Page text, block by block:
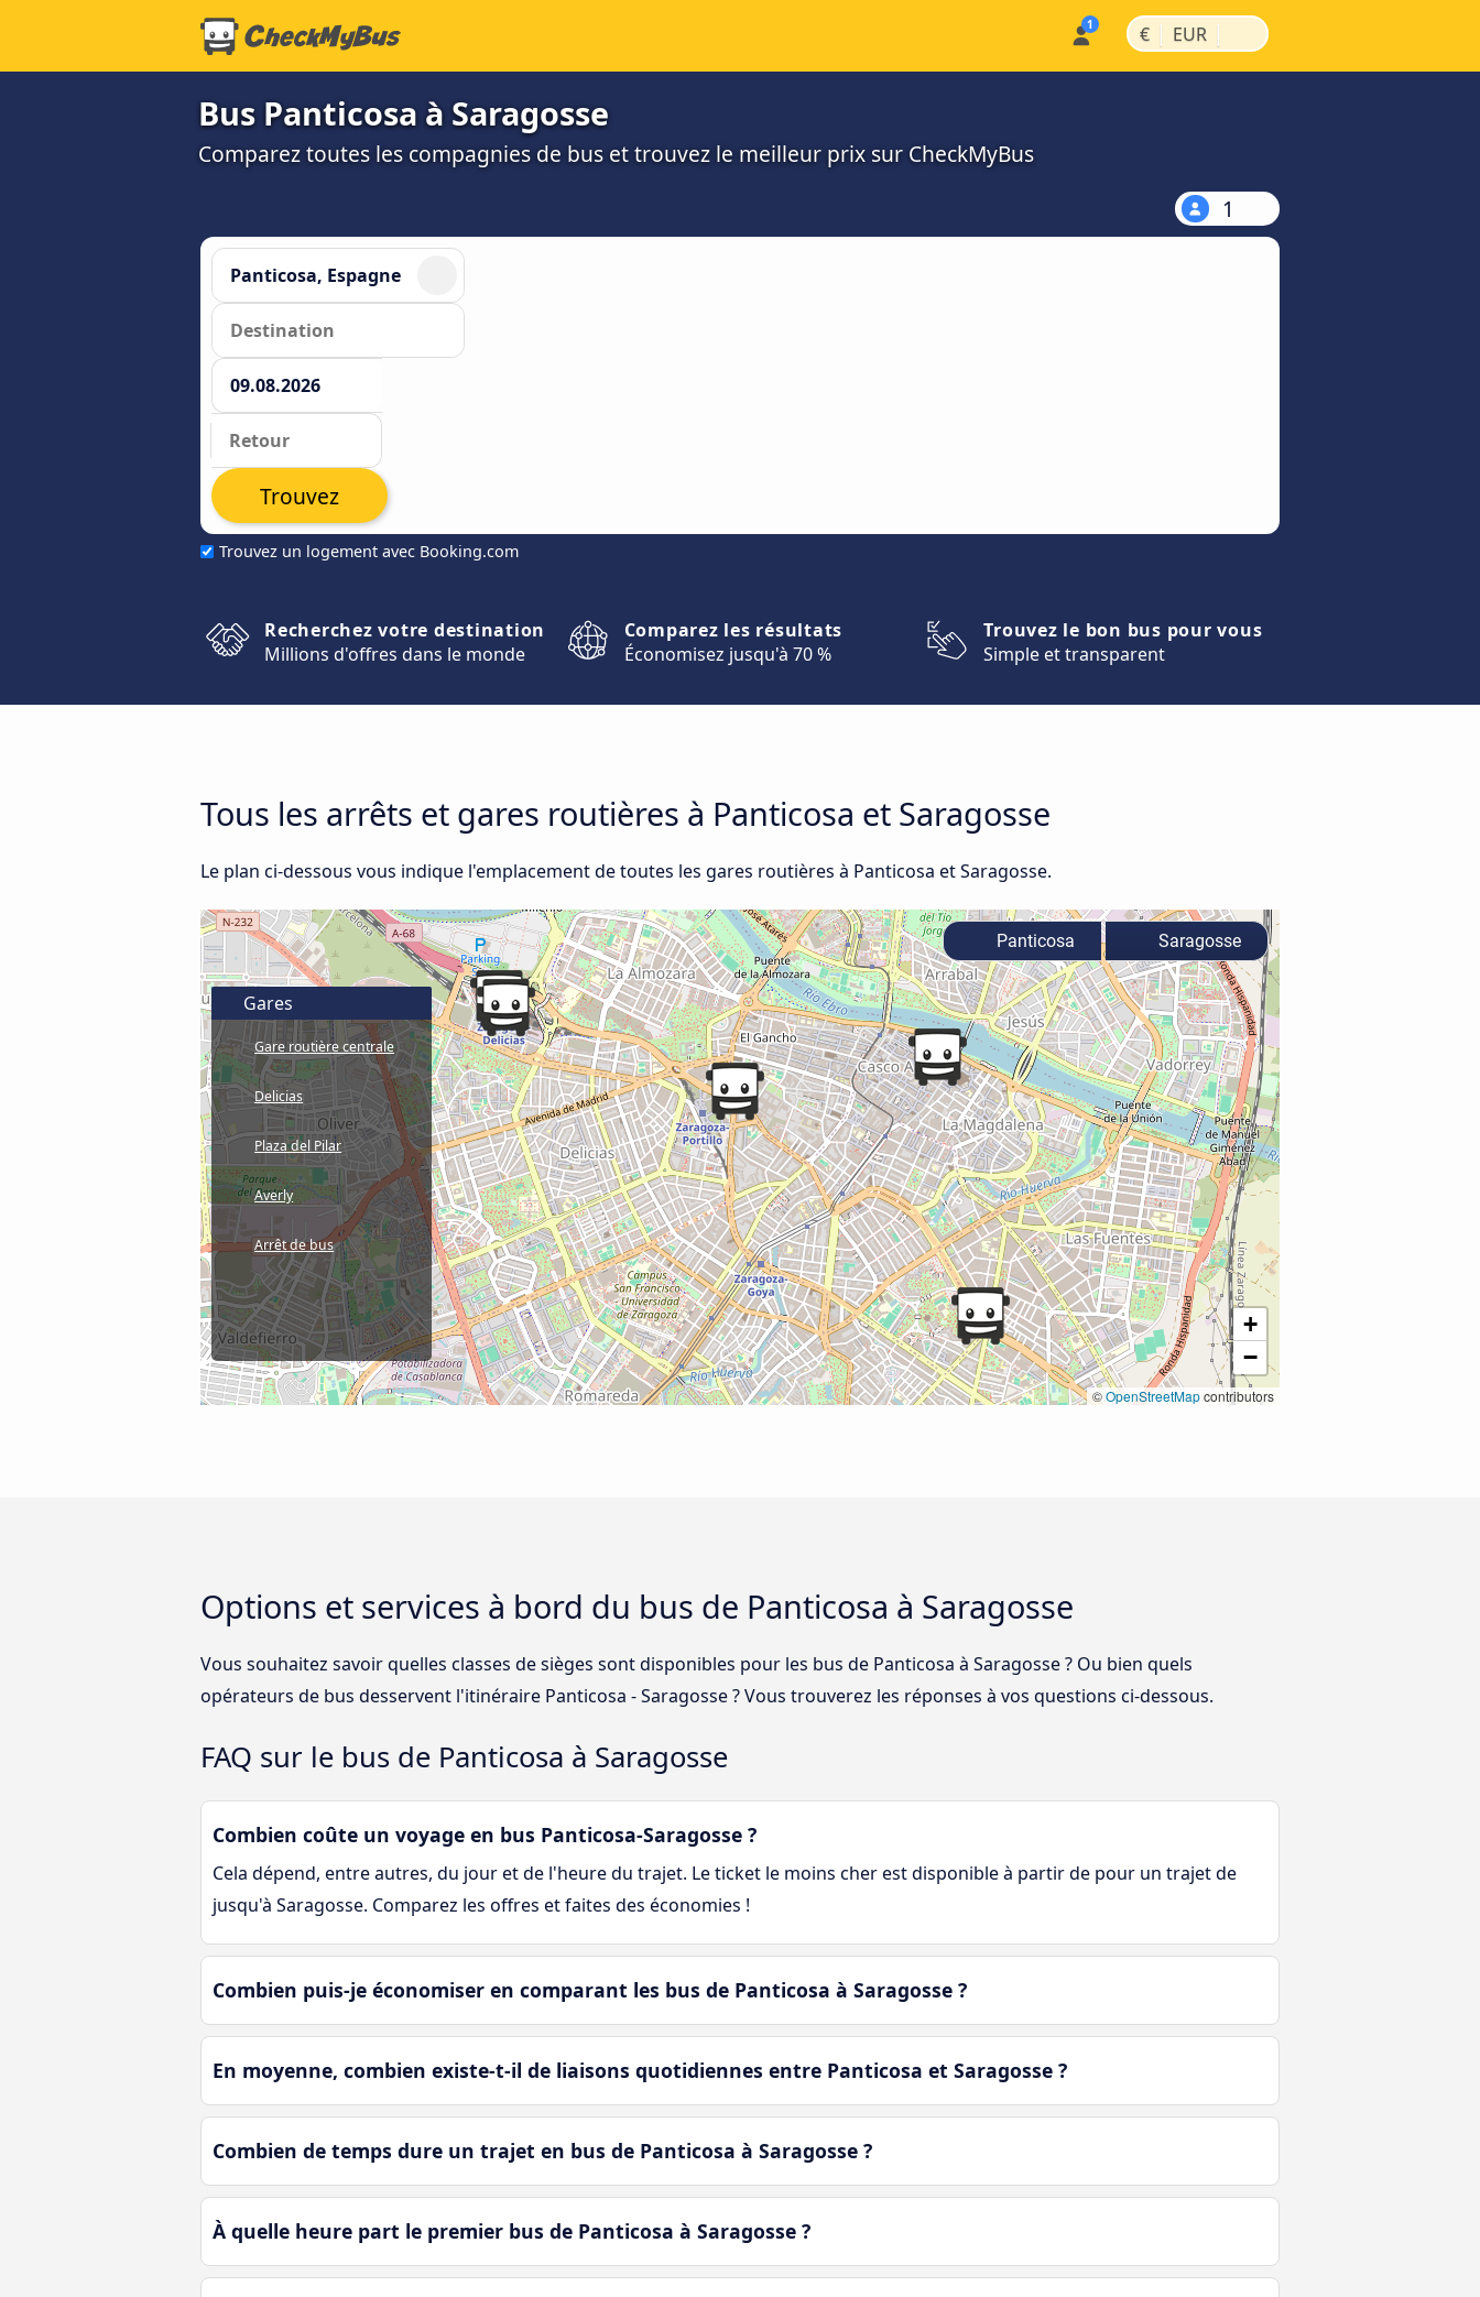
€ | EUR |
Bus Panticosa à Saragosse
Comparez toutes les compagnies de bus et trouvez le meilleur prix sur CheckMyBus
1
Trouvez un logement avec Booking.com
Trouvez
Recherchez votre destination
Millions d'offres dans le monde
Comparez les résultats
Économisez jusqu'à 70 %
Trouvez le bon bus pour vous
Simple et transparent
Tous les arrêts et gares routières à Panticosa et Saragosse
Le plan ci-dessous vous indique l'emplacement de toutes les gares routières à Panticosa et Saragosse.
+
−
©OpenStreetMapcontributors
Gares
Gare routière centrale
Delicias
Plaza del Pilar
Averly
Arrêt de bus
Panticosa Saragosse
Options et services à bord du bus de Panticosa à Saragosse
Vous souhaitez savoir quelles classes de sièges sont disponibles pour les bus de Panticosa à Saragosse ? Ou bien quels
opérateurs de bus desservent l'itinéraire Panticosa - Saragosse ? Vous trouverez les réponses à vos questions ci-dessous.
FAQ sur le bus de Panticosa à Saragosse
Combien coûte un voyage en bus Panticosa-Saragosse ?
Cela dépend, entre autres, du jour et de l'heure du trajet. Le ticket le moins cher est disponible à partir de pour un trajet de
jusqu'à Saragosse. Comparez les offres et faites des économies !
Combien puis-je économiser en comparant les bus de Panticosa à Saragosse ?
En moyenne, combien existe-t-il de liaisons quotidiennes entre Panticosa et Saragosse ?
Combien de temps dure un trajet en bus de Panticosa à Saragosse ?
À quelle heure part le premier bus de Panticosa à Saragosse ?